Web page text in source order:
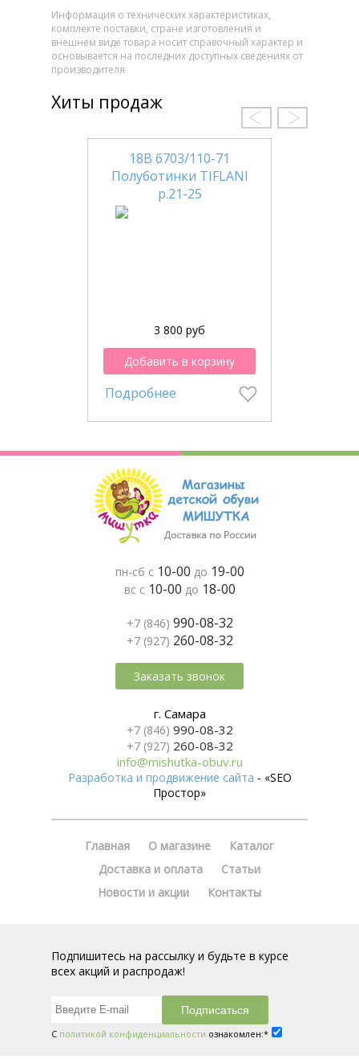
Информация о технических характеристиках,
комплекте поставки, стране изготовления и
внешнем виде товара носит справочный характер и
основывается на последних доступных сведениях от
производителя
Хиты продаж
18В 6703/110-71
Полуботинки TIFLANI
р.21-25
3 800 руб
Добавить в корзину
Подробнее
пн-сб с 10-00 до 19-00
вс с 10-00 до 18-00
+7 (846) 990-08-32
+7 (927) 260-08-32
Заказать звонок
г. Самара
+7 (846) 990-08-32
+7 (927) 260-08-32
info@mishutka-obuv.ru
Разработка и продвижение сайта - «SEO
Простор»
Главная О магазине
Каталог
Доставка и оплата
Статьи
Новости и акции
Контакты
Подпишитесь на рассылку и будьте в курсе
всех акций и распродаж!
С политикой конфиденциальности ознакомлен:*